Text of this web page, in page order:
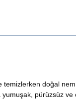
doğal
pürüzsüz